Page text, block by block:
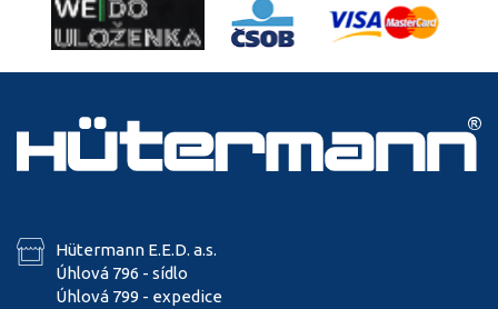
Hütermann E.E.D. a.s.
Úhlová 796 - sídlo
Úhlová 799 - expedice